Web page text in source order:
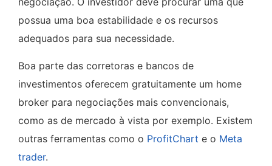
possua uma boa estabilidade e os recursos
adequados para sua necessidade.
Boa parte das corretoras e bancos de
investimentos oferecem gratuitamente um home
broker para negociações mais convencionais,
como as de mercado à vista por exemplo. Existem
outras ferramentas como o ProfitChart e o Meta
trader.